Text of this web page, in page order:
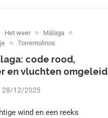
Het weer
Málaga
Torremolinos
code rood,
en vluchten omgeleid
28/12/2025
wind en een reeks